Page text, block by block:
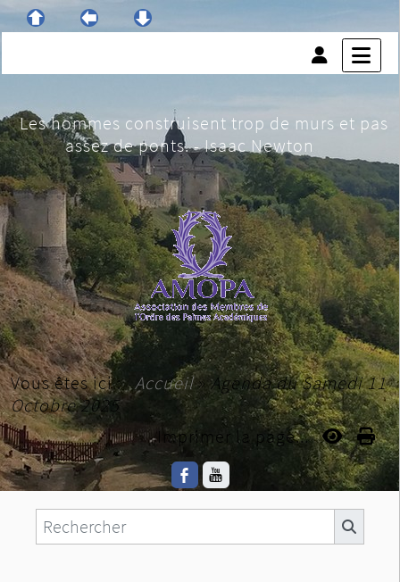
Les hommes construisent trop de murs et pas
assez de ponts. - Isaac Newton
Vous êtes ici :Accueil»Agenda duSamedi 11
Octobre 2025
Imprimer la page...